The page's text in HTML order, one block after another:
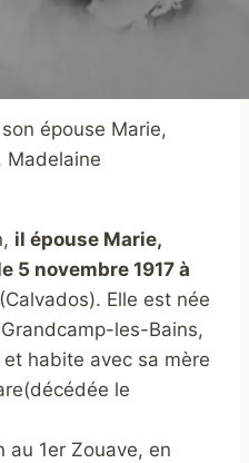
épouse Marie,
Madelaine
il épouse Marie,
5 novembre 1917 à
(Calvados). Elle est née
les-Bains,
habite avec sa mère
décédée le
au 1er Zouave, en